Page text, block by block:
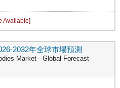
2032年全球市場預測
Market - Global Forecast